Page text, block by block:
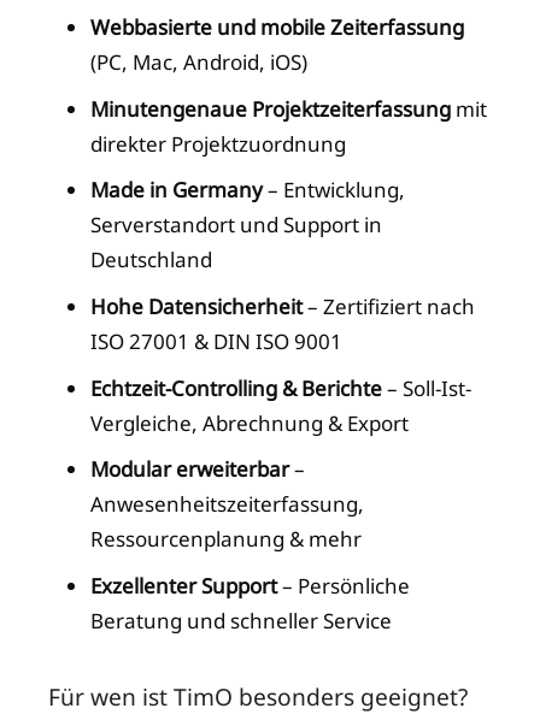
Webbasierte und mobile Zeiterfassung
(PC, Mac, Android, iOS)
Minutengenaue Projektzeiterfassung mit
direkter Projektzuordnung
Made in Germany– Entwicklung,
Serverstandort und Support in
Deutschland
Hohe Datensicherheit– Zertifiziert nach
ISO 27001 & DIN ISO 9001
Echtzeit-Controlling & Berichte– Soll-Ist-
Vergleiche, Abrechnung & Export
Modular erweiterbar–
Anwesenheitszeiterfassung,
Ressourcenplanung & mehr
Exzellenter Support– Persönliche
Beratung und schneller Service
Für wen ist TimO besonders geeignet?